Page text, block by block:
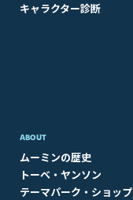
キャラクター診断
ABOUT​
ムーミンの歴史
トーベ・ヤンソン
テーマパーク・ショップ